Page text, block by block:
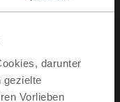
darunter
gezielte
Vorlieben